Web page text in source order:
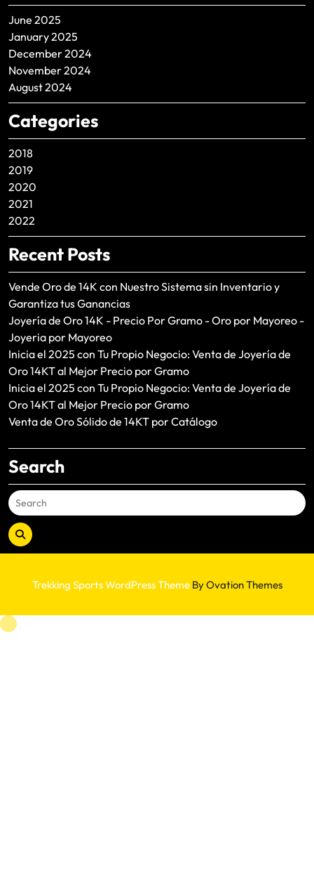
June 2025
January 2025
December 2024
November 2024
August 2024
Categories
2018
2019
2020
2021
2022
Recent Posts
Vende Oro de 14K con Nuestro Sistema sin Inventario y
Garantiza tus Ganancias
Joyería de Oro 14K - Precio Por Gramo - Oro por Mayoreo -
Joyeria por Mayoreo
Inicia el 2025 con Tu Propio Negocio: Venta de Joyería de
Oro 14KT al Mejor Precio por Gramo
Inicia el 2025 con Tu Propio Negocio: Venta de Joyería de
Oro 14KT al Mejor Precio por Gramo
Venta de Oro Sólido de 14KT por Catálogo
Search
Trekking Sports WordPress ThemeBy Ovation Themes